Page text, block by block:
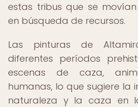
estas tribus que se
en búsqueda de recursos.
Las pinturas de
diferentes períodos
escenas de caza,
humanas, lo que sugiere la
naturaleza y la caza en